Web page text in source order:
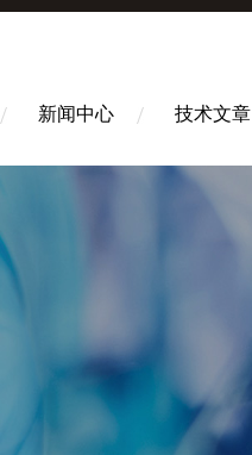
新闻中心 技术文章